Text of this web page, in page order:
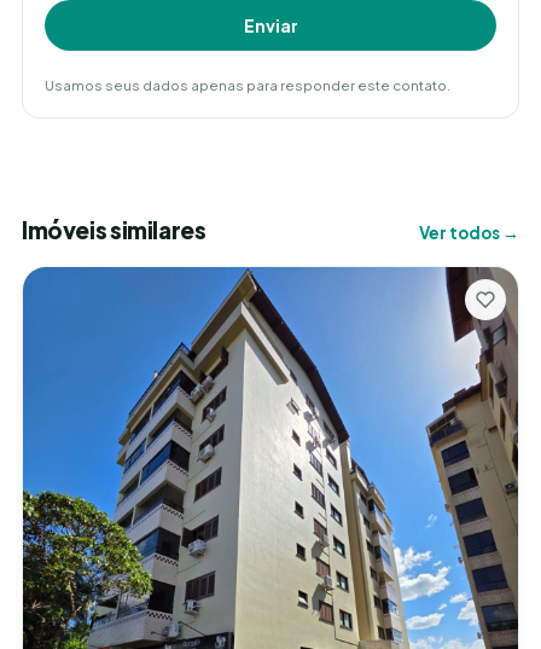
Enviar
Usamos seus dados apenas para responder este contato.
Imóveis similares Ver todos →